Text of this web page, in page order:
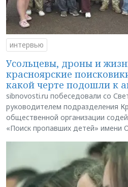
интервью
Усольцевы, дроны и
красноярские
какой черте подошли к
sibnovosti.ru побеседовали со
руководителем подразделения
общественной организации
«Поиск пропавших детей» имени